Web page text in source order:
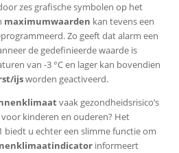
zes grafische symbolen op het
maximumwaarden kan tevens een
Zo geeft dat alarm een
de gedefinieerde waarde is
van -3 °C en lager kan bovendien
ijsworden geactiveerd.
vaak gezondheidsrisico’s
kinderen en ouderen? Het
biedt u echter een slimme functie om
informeert